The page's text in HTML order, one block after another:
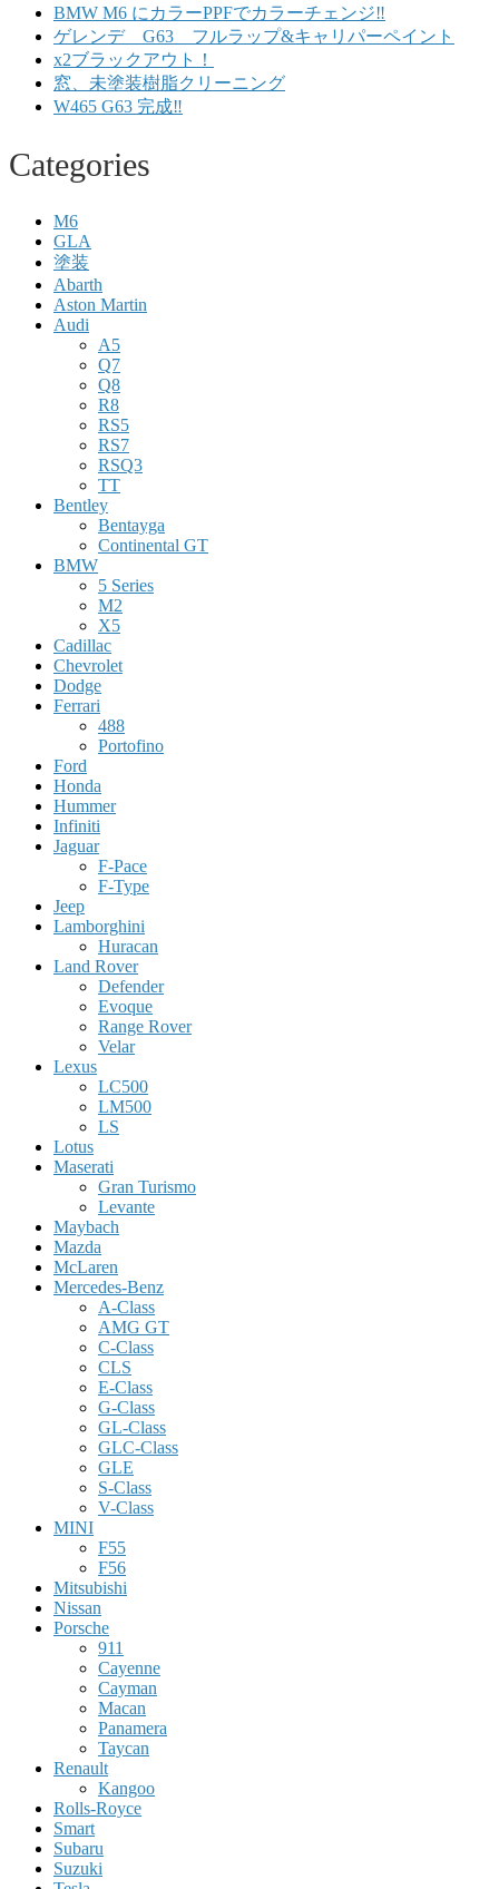
BMW M6 にカラーPPFでカラーチェンジ‼️
ゲレンデ G63 フルラップ&キャリパーペイント
x2ブラックアウト！
窓、未塗装樹脂クリーニング
W465 G63 完成‼️
Categories
M6
GLA
塗装
Abarth
Aston Martin
Audi
A5
Q7
Q8
R8
RS5
RS7
RSQ3
TT
Bentley
Bentayga
Continental GT
BMW
5 Series
M2
X5
Cadillac
Chevrolet
Dodge
Ferrari
488
Portofino
Ford
Honda
Hummer
Infiniti
Jaguar
F-Pace
F-Type
Jeep
Lamborghini
Huracan
Land Rover
Defender
Evoque
Range Rover
Velar
Lexus
LC500
LM500
LS
Lotus
Maserati
Gran Turismo
Levante
Maybach
Mazda
McLaren
Mercedes-Benz
A-Class
AMG GT
C-Class
CLS
E-Class
G-Class
GL-Class
GLC-Class
GLE
S-Class
V-Class
MINI
F55
F56
Mitsubishi
Nissan
Porsche
911
Cayenne
Cayman
Macan
Panamera
Taycan
Renault
Kangoo
Rolls-Royce
Smart
Subaru
Suzuki